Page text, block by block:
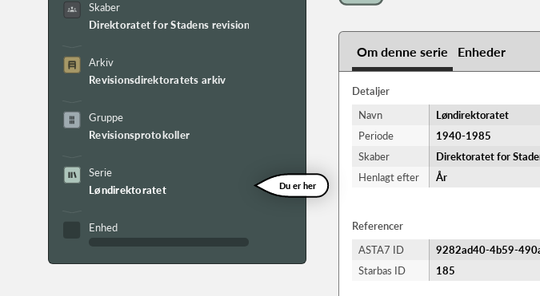
Skaber
Direktoratet for Stadens revision
Arkiv
Revisionsdirektoratets arkiv
Gruppe
Revisionsprotokoller
Serie
Løndirektoratet
Du er her
Enhed
Om denne serie Enheder
Detaljer
Navn
Løndirektoratet
Periode
1940-​1985
Skaber
Direktoratet for
Henlagt efter
År
Referencer
ASTA7 ID
9282ad40-4b59-
Starbas ID
185